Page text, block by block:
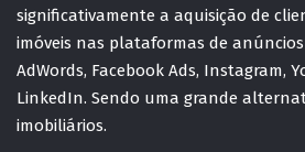
significativamente a aquisição de
imóveis nas plataformas de
AdWords, Facebook Ads, Instagram,
LinkedIn. Sendo uma grande
imobiliários.